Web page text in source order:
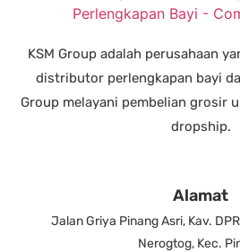
KSM Group adalah perusahaan
distributor perlengkapan bayi
Group melayani pembelian grosir
dropship.
Alamat
Jalan Griya Pinang Asri, Kav.
Nerogtog, Kec.